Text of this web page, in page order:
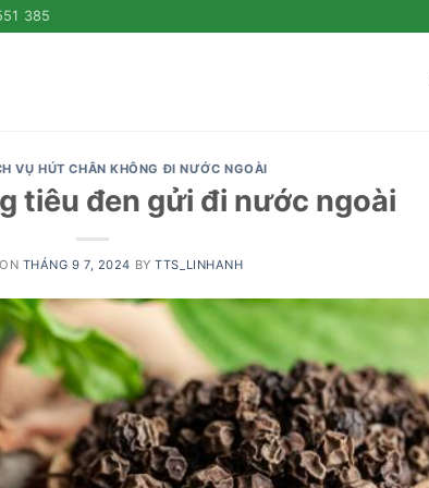
385
VỤ HÚT CHÂN KHÔNG ĐI NƯỚC NGOÀI
tiêu đen gửi đi nước ngoài
THÁNG 9 7, 2024 BYTTS_LINHANH